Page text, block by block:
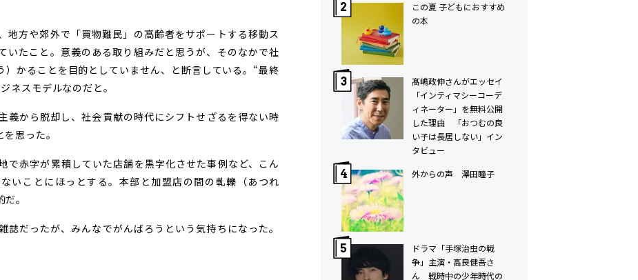
方や郊外で「買物難民」の高齢者をサポートする移動ス
いたこと。意義のある取り組みだと思うが、そのなかで社
）かることを目的としていません、と断言している。“最終
ネスモデルなのだと。
義から脱却し、社会貢献の時代にシフトせざるを得ない時
思った。
赤字が累積していた店舗を黒字化させた事例など、こん
いことにほっとする。本部と加盟店の間の軋轢（あつれ
。
だったが、みんなでがんばろうという気持ちになった。
この夏 子どもにおすすめ
の本
髙嶋政伸さんがエッセイ
「インティマシーコーデ
ィネーター」を無料公開
した理由 「おつむの良
い子は長居しない」イン
タビュー
外からの声 澤田瞳子
ドラマ「手塚治虫の戦
争」主演・高良健吾さ
ん 戦時中の少年時代の